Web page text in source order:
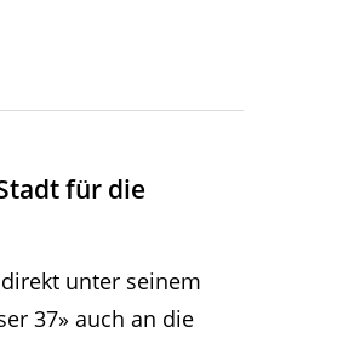
für die
unter seinem
37» auch an die